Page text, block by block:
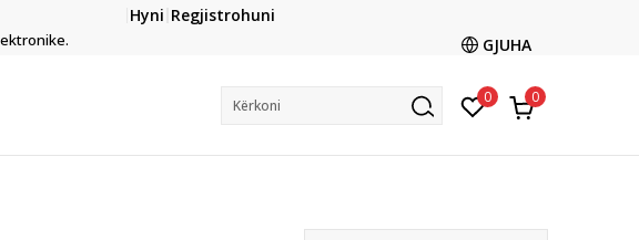
CLICK & COLLECT
Paguani me kartë online dhe bëni tërheqjen në dyqanin që ju
Hyni Regjistrohuni
GJUHA
Kërkoni 0 0